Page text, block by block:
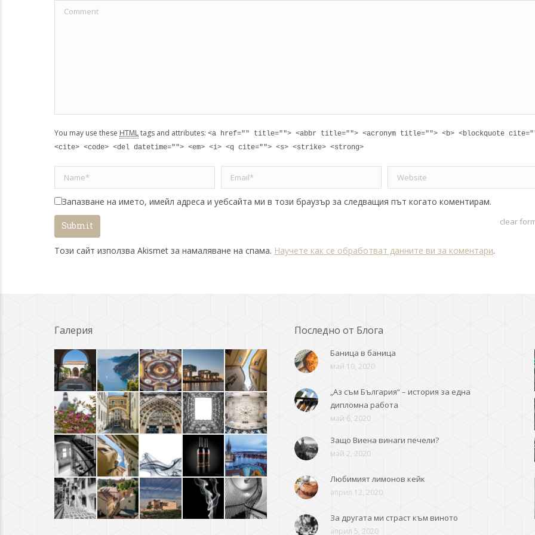
Comment
You may use these HTMLtags and attributes: <a href="" title=""> <abbr title=""> <acronym title=""> <b> <blockquote
<cite> <code> <del datetime=""> <em> <i> <q cite=""> <s> <strike> <strong>
Name * Email * Website
Запазване на името, имейл адреса и уебсайта ми в този браузър за следващия път когато коментирам.
clear
Submit
Този сайт използва Akismet за намаляване на спама. Научете как се обработват данните ви за коментари.
Галерия Последно от Блога
Баница в баница
май 10, 2020
„Аз съм България“ – история за една
дипломна работа
май 6, 2020
Защо Виена винаги печели?
май 2, 2020
Любимият лимонов кейк
април 12, 2020
За другата ми страст към виното
април 5, 2020